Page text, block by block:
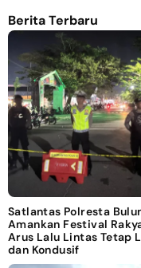
Berita Terbaru
Satlantas Polresta
Amankan Festival
Arus Lalu Lintas Tetap
dan Kondusif